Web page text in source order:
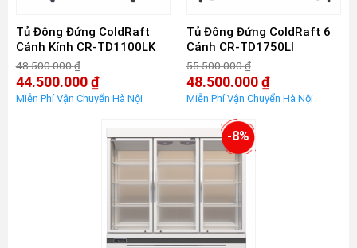
Tủ Đông Đứng ColdRaft
Cánh Kính CR-TD1100LK
48.500.000₫
Giá
gốc
là:
44.500.000₫
Giá
Tủ Đông Đứng ColdRaft 6
Cánh CR-TD1750LI
55.500.000₫
Giá
gốc
là:
48.500.000₫
Giá
48.500.000 ₫.
-8%